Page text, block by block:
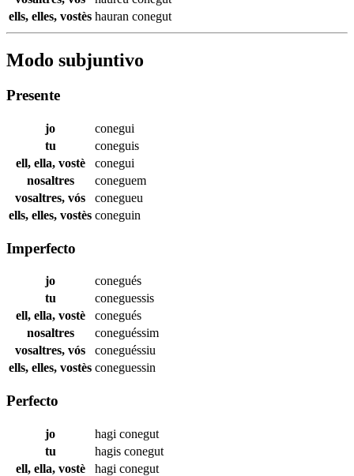
ells, elles, vostès hauran conegut
Modo subjuntivo
Presente
jo
conegui
tu
coneguis
ell, ella, vostè
conegui
nosaltres
coneguem
vosaltres, vós
conegueu
ells, elles, vostès coneguin
Imperfecto
jo
conegués
tu
coneguessis
ell, ella, vostè
conegués
nosaltres
coneguéssim
vosaltres, vós
coneguéssiu
ells, elles, vostès coneguessin
Perfecto
jo hagi conegut
tu
hagis conegut
ell, ella, vostè
hagi conegut